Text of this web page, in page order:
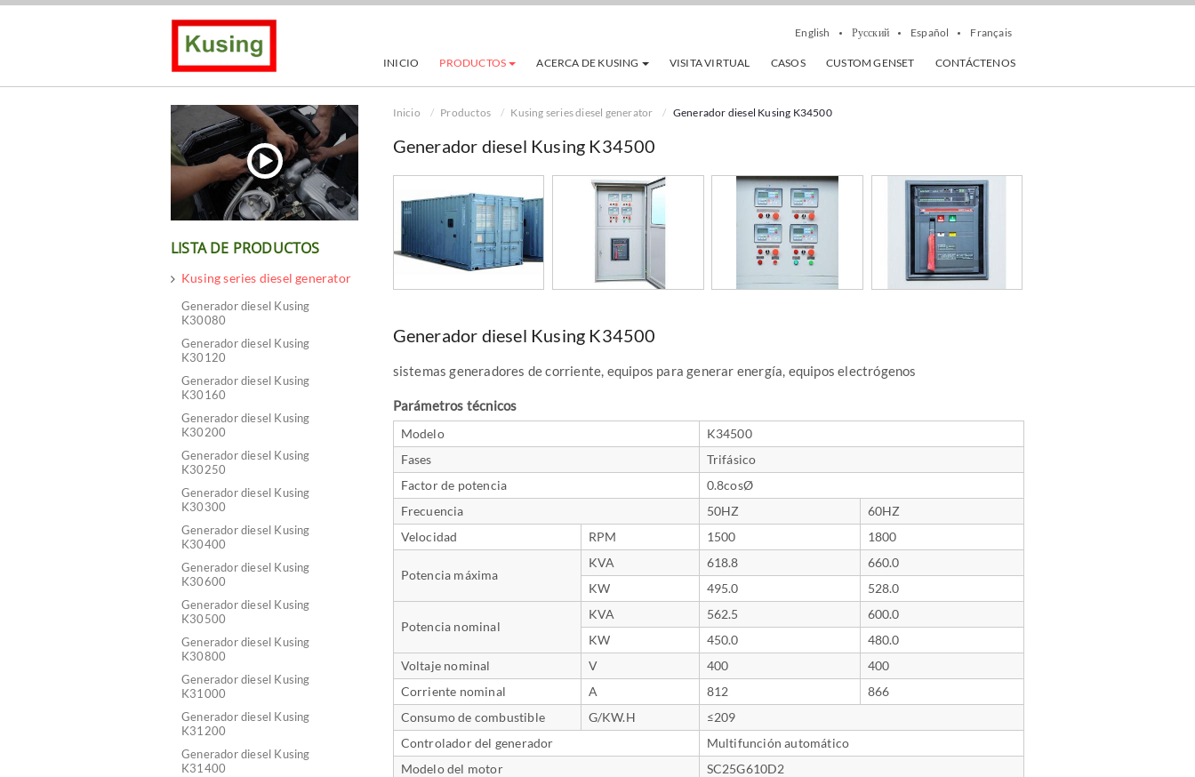
English Русский Español Français
INICIO PRODUCTOS ACERCA DE KUSING VISITA VIRTUAL CASOS CUSTOM GENSET CONTÁCTENOS
Inicio Productos Kusing series diesel generator Generador diesel Kusing K34500
Generador diesel Kusing K34500
Generador diesel Kusing K34500
sistemas generadores de corriente, equipos para generar energía, equipos electrógenos
Parámetros técnicos
Modelo
K34500
Fases
Trifásico
Factor de potencia
0.8cosØ
Frecuencia
50HZ
60HZ
Velocidad
RPM 1500 1800
Potencia máxima
KVA 618.8
660.0
KW
495.0 528.0
Potencia nominal
KVA 562.5
600.0
KW
450.0
480.0
Voltaje nominal
V 400
400
Corriente nominal
A 812
866
Consumo de combustible
G/KW.H
≤209
Controlador del generador
Multifunción automático
Modelo del motor
SC25G610D2
LISTA DE PRODUCTOS
Kusing series diesel generator
Generador diesel Kusing
K30080
Generador diesel Kusing
K30120
Generador diesel Kusing
K30160
Generador diesel Kusing
K30200
Generador diesel Kusing
K30250
Generador diesel Kusing
K30300
Generador diesel Kusing
K30400
Generador diesel Kusing
K30600
Generador diesel Kusing
K30500
Generador diesel Kusing
K30800
Generador diesel Kusing
K31000
Generador diesel Kusing
K31200
Generador diesel Kusing
K31400